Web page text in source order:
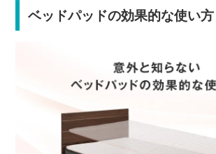
ベッドパッドの効果的な使い方